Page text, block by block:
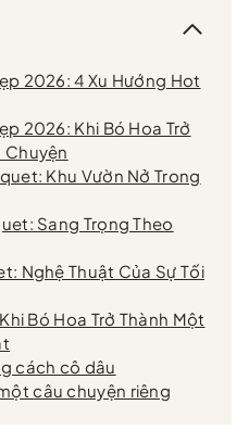
2026: 4 Xu Hướng Hot
2026: Khi Bó Hoa Trở
Chuyện
Khu Vườn Nở Trong
Sang Trọng Theo
Nghệ Thuật Của Sự Tối
Bó Hoa Trở Thành Một
cách cô dâu
câu chuyện riêng